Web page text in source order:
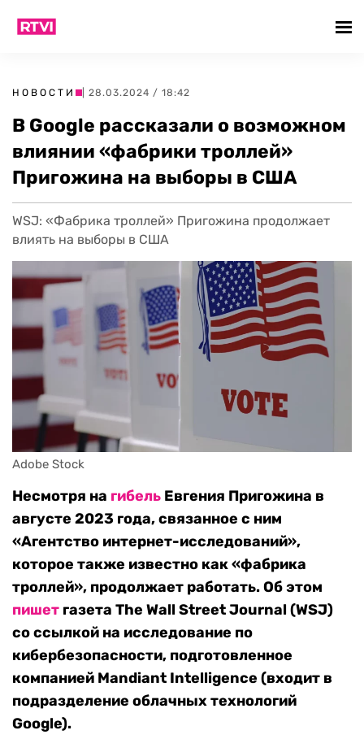
НОВОСТИ | 28.03.2024 / 18:42
В Google рассказали о возможном
влиянии «фабрики троллей»
Пригожина на выборы в США
WSJ: «Фабрика троллей» Пригожина продолжает
влиять на выборы в США
Adobe Stock
Несмотря на гибель Евгения Пригожина в
августе 2023 года, связанное с ним
«Агентство интернет-исследований»,
которое также известно как «фабрика
троллей», продолжает работать. Об этом
пишет газета The Wall Street Journal (WSJ)
со ссылкой на исследование по
кибербезопасности, подготовленное
компанией Mandiant Intelligence (входит в
подразделение облачных технологий
Google).